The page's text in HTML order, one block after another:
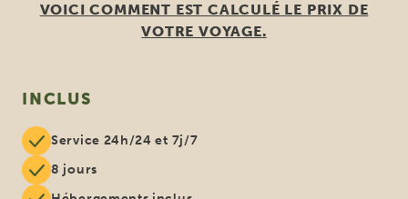
VOICI COMMENT EST CALCULÉ LE PRIX DE
VOTRE VOYAGE.
INCLUS
Service 24h/24 et 7j/7
8 jours